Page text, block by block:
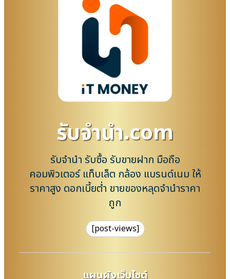
รับจํานํา.com
รับจำนำ รับซื้อ รับขายฝาก มือถือ
คอมพิวเตอร์ แท็บเล็ต กล้อง แบรนด์เนม ให้
ราคาสูง ดอกเบี้ยต่ำ ขายของหลุดจำนำราคา
ถูก
[post-views]
แผนผังเว็บไซต์